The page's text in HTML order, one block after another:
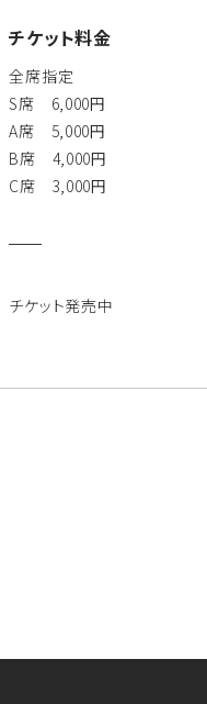
チケット料金
全席指定
S席 6,000円
A席 5,000円
B席 4,000円
C席 3,000円
チケット発売中